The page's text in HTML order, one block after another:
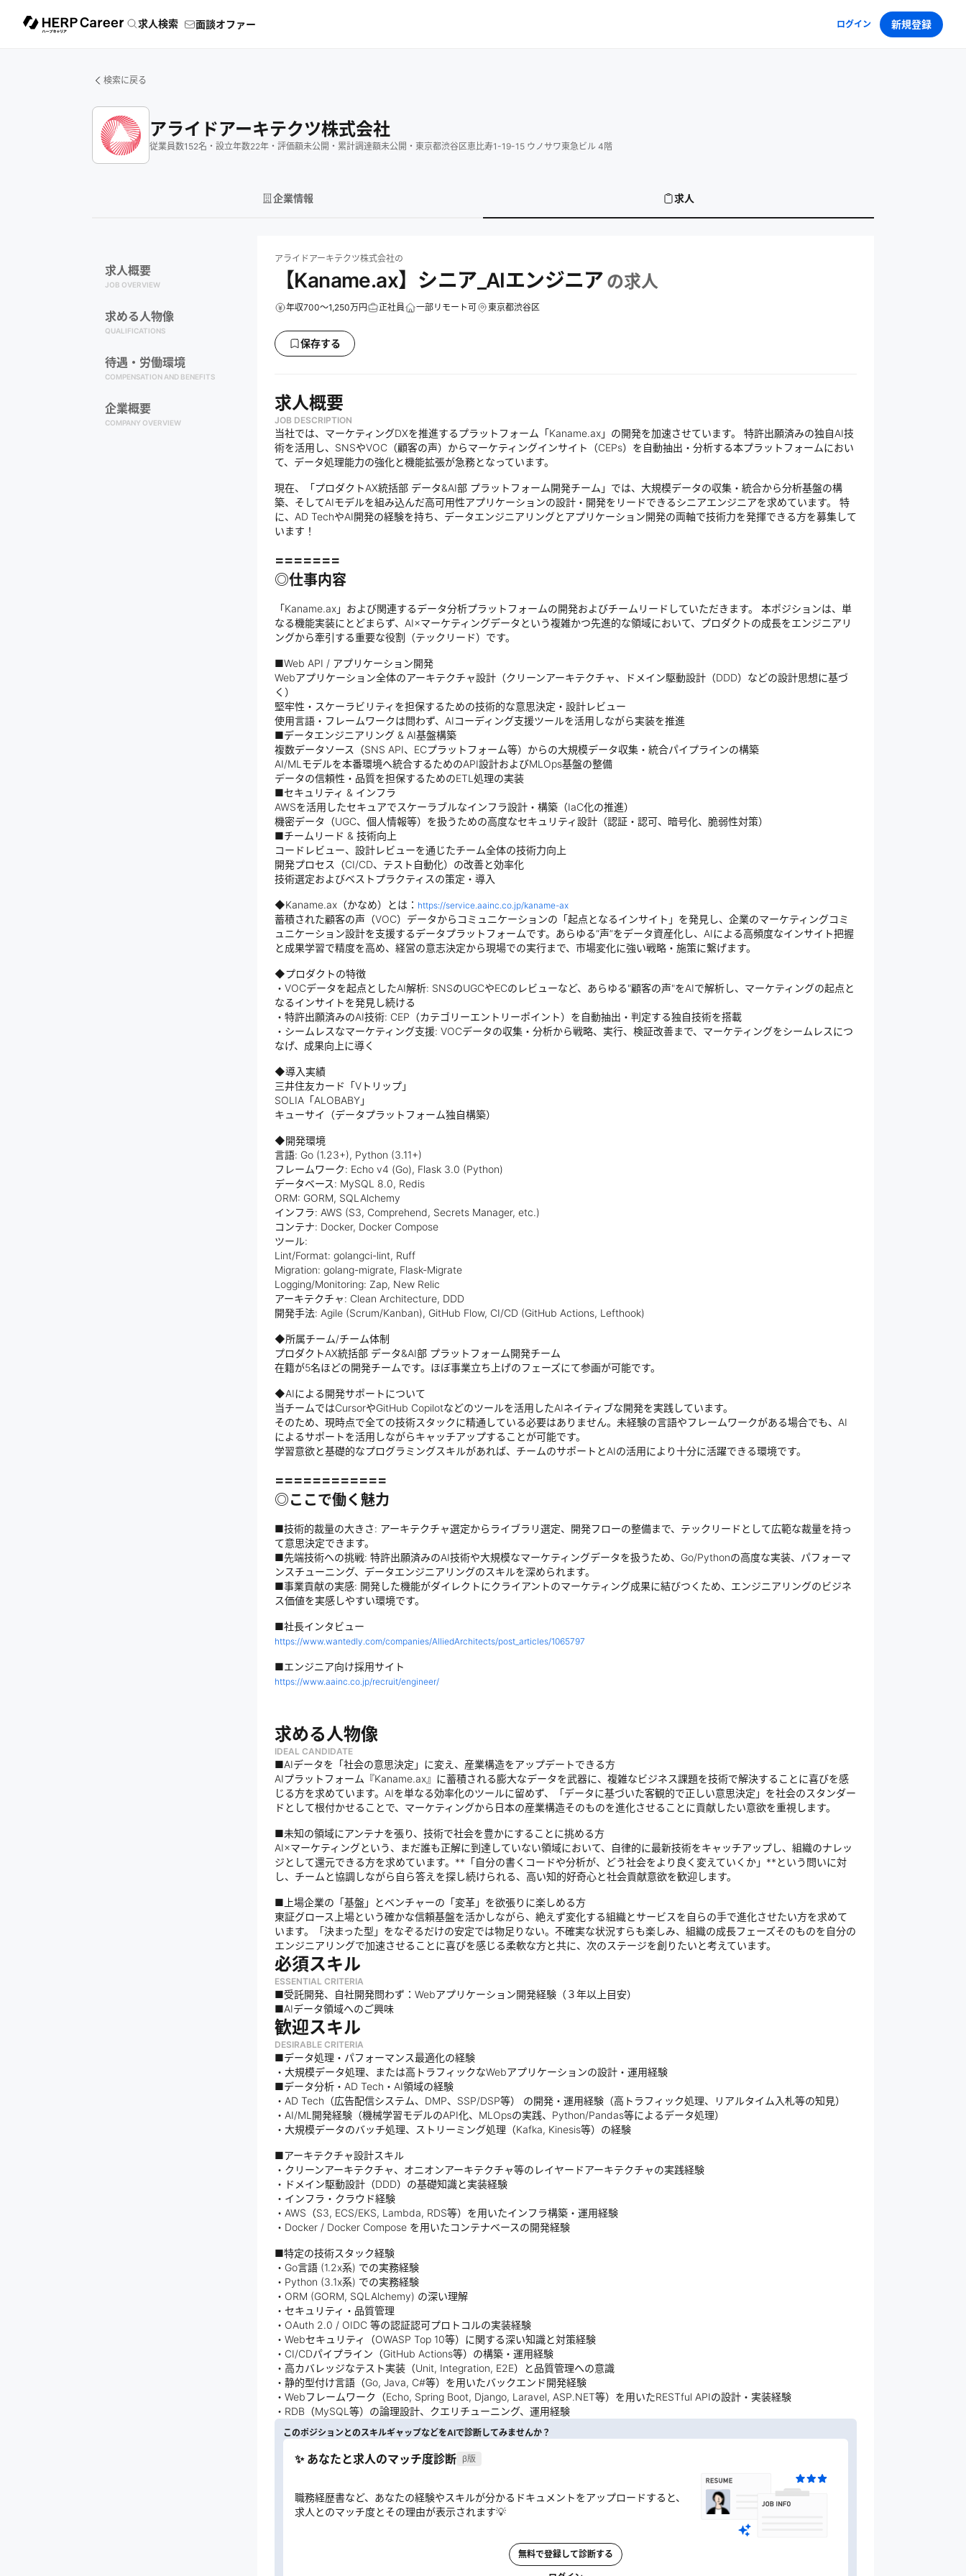
求人検索 面談オファー ログイン 新規登録
検索に戻る
アライドアーキテクツ株式会社
従業員数152名 ・ 設立年数22年 ・ 評価額未公開 ・ 累計調達額未公開 ・ 東京都渋谷区恵比寿1-19-15 ウノサワ東急ビル 4階
企業情報 求人
求人概要
JOB OVERVIEW
求める人物像
QUALIFICATIONS
待遇・労働環境
COMPENSATION AND BENEFITS
企業概要
COMPANY OVERVIEW
アライドアーキテクツ株式会社の
【Kaname.ax】シニア_AIエンジニア の求人
年収700～1,250万円 正社員 一部リモート可 東京都渋谷区
保存する
求人概要
JOB DESCRIPTION
当社では、マーケティングDXを推進するプラットフォーム「Kaname.ax」の開発を加速させています。 特許出願済みの独自AI技
術を活用し、SNSやVOC（顧客の声）からマーケティングインサイト（CEPs）を自動抽出・分析する本プラットフォームにおい
て、データ処理能力の強化と機能拡張が急務となっています。
現在、「プロダクトAX統括部 データ&AI部 プラットフォーム開発チーム」では、大規模データの収集・統合から分析基盤の構
築、そしてAIモデルを組み込んだ高可用性アプリケーションの設計・開発をリードできるシニアエンジニアを求めています。 特
に、AD TechやAI開発の経験を持ち、データエンジニアリングとアプリケーション開発の両軸で技術力を発揮できる方を募集して
います！
=======
◎仕事内容
「Kaname.ax」および関連するデータ分析プラットフォームの開発およびチームリードしていただきます。 本ポジションは、単
なる機能実装にとどまらず、AI×マーケティングデータという複雑かつ先進的な領域において、プロダクトの成長をエンジニアリ
ングから牽引する重要な役割（テックリード）です。
■Web API / アプリケーション開発
Webアプリケーション全体のアーキテクチャ設計（クリーンアーキテクチャ、ドメイン駆動設計（DDD）などの設計思想に基づ
く）
堅牢性・スケーラビリティを担保するための技術的な意思決定・設計レビュー
使用言語・フレームワークは問わず、AIコーディング支援ツールを活用しながら実装を推進
■データエンジニアリング & AI基盤構築
複数データソース（SNS API、ECプラットフォーム等）からの大規模データ収集・統合パイプラインの構築
AI/MLモデルを本番環境へ統合するためのAPI設計およびMLOps基盤の整備
データの信頼性・品質を担保するためのETL処理の実装
■セキュリティ & インフラ
AWSを活用したセキュアでスケーラブルなインフラ設計・構築（IaC化の推進）
機密データ（UGC、個人情報等）を扱うための高度なセキュリティ設計（認証・認可、暗号化、脆弱性対策）
■チームリード & 技術向上
コードレビュー、設計レビューを通じたチーム全体の技術力向上
開発プロセス（CI/CD、テスト自動化）の改善と効率化
技術選定およびベストプラクティスの策定・導入
◆Kaname.ax（かなめ）とは： https://service.aainc.co.jp/kaname-ax
蓄積された顧客の声（VOC）データからコミュニケーションの「起点となるインサイト」を発見し、企業のマーケティングコミ
ュニケーション設計を支援するデータプラットフォームです。あらゆる“声”をデータ資産化し、AIによる高頻度なインサイト把握
と成果学習で精度を高め、経営の意志決定から現場での実行まで、市場変化に強い戦略・施策に繋げます。
◆プロダクトの特徴
・VOCデータを起点としたAI解析: SNSのUGCやECのレビューなど、あらゆる"顧客の声"をAIで解析し、マーケティングの起点と
なるインサイトを発見し続ける
・特許出願済みのAI技術: CEP（カテゴリーエントリーポイント）を自動抽出・判定する独自技術を搭載
・シームレスなマーケティング支援: VOCデータの収集・分析から戦略、実行、検証改善まで、マーケティングをシームレスにつ
なげ、成果向上に導く
◆導入実績
三井住友カード「Vトリップ」
SOLIA「ALOBABY」
キューサイ（データプラットフォーム独自構築）
◆開発環境
言語: Go (1.23+), Python (3.11+)
フレームワーク: Echo v4 (Go), Flask 3.0 (Python)
データベース: MySQL 8.0, Redis
ORM: GORM, SQLAlchemy
インフラ: AWS (S3, Comprehend, Secrets Manager, etc.)
コンテナ: Docker, Docker Compose
ツール:
Lint/Format: golangci-lint, Ruff
Migration: golang-migrate, Flask-Migrate
Logging/Monitoring: Zap, New Relic
アーキテクチャ: Clean Architecture, DDD
開発手法: Agile (Scrum/Kanban), GitHub Flow, CI/CD (GitHub Actions, Lefthook)
◆所属チーム/チーム体制
プロダクトAX統括部 データ&AI部 プラットフォーム開発チーム
在籍が5名ほどの開発チームです。ほぼ事業立ち上げのフェーズにて参画が可能です。
◆AIによる開発サポートについて
当チームではCursorやGitHub Copilotなどのツールを活用したAIネイティブな開発を実践しています。
そのため、現時点で全ての技術スタックに精通している必要はありません。未経験の言語やフレームワークがある場合でも、AI
によるサポートを活用しながらキャッチアップすることが可能です。
学習意欲と基礎的なプログラミングスキルがあれば、チームのサポートとAIの活用により十分に活躍できる環境です。
============
◎ここで働く魅力
■技術的裁量の大きさ: アーキテクチャ選定からライブラリ選定、開発フローの整備まで、テックリードとして広範な裁量を持っ
て意思決定できます。
■先端技術への挑戦: 特許出願済みのAI技術や大規模なマーケティングデータを扱うため、Go/Pythonの高度な実装、パフォーマ
ンスチューニング、データエンジニアリングのスキルを深められます。
■事業貢献の実感: 開発した機能がダイレクトにクライアントのマーケティング成果に結びつくため、エンジニアリングのビジネ
ス価値を実感しやすい環境です。
■社長インタビュー
https://www.wantedly.com/companies/AlliedArchitects/post_articles/1065797
■エンジニア向け採用サイト
https://www.aainc.co.jp/recruit/engineer/
求める人物像
IDEAL CANDIDATE
■AIデータを「社会の意思決定」に変え、産業構造をアップデートできる方
AIプラットフォーム『Kaname.ax』に蓄積される膨大なデータを武器に、複雑なビジネス課題を技術で解決することに喜びを感
じる方を求めています。AIを単なる効率化のツールに留めず、「データに基づいた客観的で正しい意思決定」を社会のスタンダー
ドとして根付かせることで、マーケティングから日本の産業構造そのものを進化させることに貢献したい意欲を重視します。
■未知の領域にアンテナを張り、技術で社会を豊かにすることに挑める方
AI×マーケティングという、まだ誰も正解に到達していない領域において、自律的に最新技術をキャッチアップし、組織のナレッ
ジとして還元できる方を求めています。**「自分の書くコードや分析が、どう社会をより良く変えていくか」**という問いに対
し、チームと協調しながら自ら答えを探し続けられる、高い知的好奇心と社会貢献意欲を歓迎します。
■上場企業の「基盤」とベンチャーの「変革」を欲張りに楽しめる方
東証グロース上場という確かな信頼基盤を活かしながら、絶えず変化する組織とサービスを自らの手で進化させたい方を求めて
います。「決まった型」をなぞるだけの安定では物足りない。不確実な状況すらも楽しみ、組織の成長フェーズそのものを自分の
エンジニアリングで加速させることに喜びを感じる柔軟な方と共に、次のステージを創りたいと考えています。
必須スキル
ESSENTIAL CRITERIA
■受託開発、自社開発問わず：Webアプリケーション開発経験（３年以上目安）
■AIデータ領域へのご興味
歓迎スキル
DESIRABLE CRITERIA
■データ処理・パフォーマンス最適化の経験
・大規模データ処理、または高トラフィックなWebアプリケーションの設計・運用経験
■データ分析・AD Tech・AI領域の経験
・AD Tech（広告配信システム、DMP、SSP/DSP等） の開発・運用経験（高トラフィック処理、リアルタイム入札等の知見）
・AI/ML開発経験（機械学習モデルのAPI化、MLOpsの実践、Python/Pandas等によるデータ処理）
・大規模データのバッチ処理、ストリーミング処理（Kafka, Kinesis等）の経験
■アーキテクチャ設計スキル
・クリーンアーキテクチャ、オニオンアーキテクチャ等のレイヤードアーキテクチャの実践経験
・ドメイン駆動設計（DDD）の基礎知識と実装経験
・インフラ・クラウド経験
・AWS（S3, ECS/EKS, Lambda, RDS等）を用いたインフラ構築・運用経験
・Docker / Docker Compose を用いたコンテナベースの開発経験
■特定の技術スタック経験
・Go言語 (1.2x系) での実務経験
・Python (3.1x系) での実務経験
・ORM (GORM, SQLAlchemy) の深い理解
・セキュリティ・品質管理
・OAuth 2.0 / OIDC 等の認証認可プロトコルの実装経験
・Webセキュリティ（OWASP Top 10等）に関する深い知識と対策経験
・CI/CDパイプライン（GitHub Actions等）の構築・運用経験
・高カバレッジなテスト実装（Unit, Integration, E2E）と品質管理への意識
・静的型付け言語（Go, Java, C#等）を用いたバックエンド開発経験
・Webフレームワーク（Echo, Spring Boot, Django, Laravel, ASP.NET等）を用いたRESTful APIの設計・実装経験
・RDB（MySQL等）の論理設計、クエリチューニング、運用経験
このポジションとのスキルギャップなどをAIで診断してみませんか？
✨ あなたと求人のマッチ度診断 β版
職務経歴書など、あなたの経験やスキルが分かるドキュメントをアップロードすると、
求人とのマッチ度とその理由が表示されます💡
無料で登録して診断する